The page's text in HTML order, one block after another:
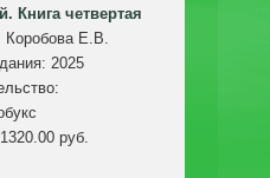
Книга четвертая
Коробова Е.В.
2025
1320.00 руб.